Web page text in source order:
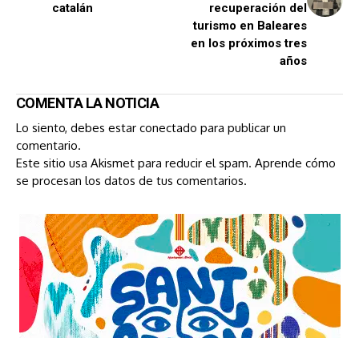
catalán
recuperación del
turismo en Baleares
en los próximos tres
años
COMENTA LA NOTICIA
Lo siento, debes estar conectado para publicar un
comentario.
Este sitio usa Akismet para reducir el spam. Aprende cómo
se procesan los datos de tus comentarios.